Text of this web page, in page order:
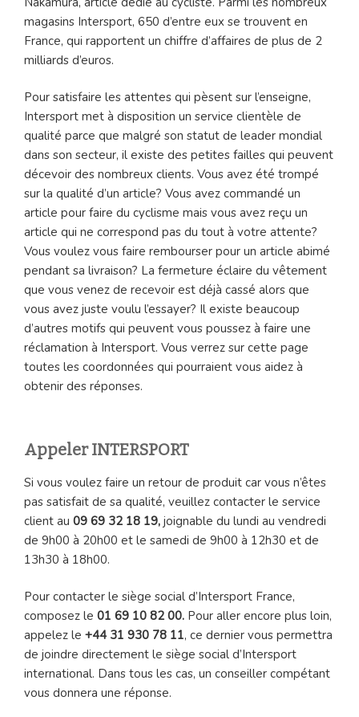
magasins Intersport, 650 d’entre eux se trouvent en
France, qui rapportent un chiffre d’affaires de plus de 2
milliards d’euros.
Pour satisfaire les attentes qui pèsent sur l’enseigne,
Intersport met à disposition un service clientèle de
qualité parce que malgré son statut de leader mondial
dans son secteur, il existe des petites failles qui peuvent
décevoir des nombreux clients. Vous avez été trompé
sur la qualité d’un article? Vous avez commandé un
article pour faire du cyclisme mais vous avez reçu un
article qui ne correspond pas du tout à votre attente?
Vous voulez vous faire rembourser pour un article abimé
pendant sa livraison? La fermeture éclaire du vêtement
que vous venez de recevoir est déjà cassé alors que
vous avez juste voulu l’essayer? Il existe beaucoup
d’autres motifs qui peuvent vous poussez à faire une
réclamation à Intersport. Vous verrez sur cette page
toutes les coordonnées qui pourraient vous aidez à
obtenir des réponses.
Appeler INTERSPORT
Si vous voulez faire un retour de produit car vous n’êtes
pas satisfait de sa qualité, veuillez contacter le service
client au 09 69 32 18 19, joignable du lundi au vendredi
de 9h00 à 20h00 et le samedi de 9h00 à 12h30 et de
13h30 à 18h00.
Pour contacter le siège social d’Intersport France,
composez le 01 69 10 82 00. Pour aller encore plus loin,
appelez le +44 31 930 78 11, ce dernier vous permettra
de joindre directement le siège social d’Intersport
international. Dans tous les cas, un conseiller compétant
vous donnera une réponse.